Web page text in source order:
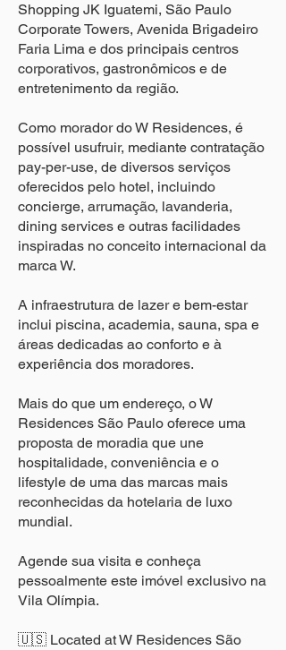
Shopping JK Iguatemi, São Paulo
Corporate Towers, Avenida Brigadeiro
Faria Lima e dos principais centros
corporativos, gastronômicos e de
entretenimento da região.
Como morador do W Residences, é
possível usufruir, mediante contratação
pay-per-use, de diversos serviços
oferecidos pelo hotel, incluindo
concierge, arrumação, lavanderia,
dining services e outras facilidades
inspiradas no conceito internacional da
marca W.
A infraestrutura de lazer e bem-estar
inclui piscina, academia, sauna, spa e
áreas dedicadas ao conforto e à
experiência dos moradores.
Mais do que um endereço, o W
Residences São Paulo oferece uma
proposta de moradia que une
hospitalidade, conveniência e o
lifestyle de uma das marcas mais
reconhecidas da hotelaria de luxo
mundial.
Agende sua visita e conheça
pessoalmente este imóvel exclusivo na
Vila Olímpia.
🇺🇸 Located at W Residences São